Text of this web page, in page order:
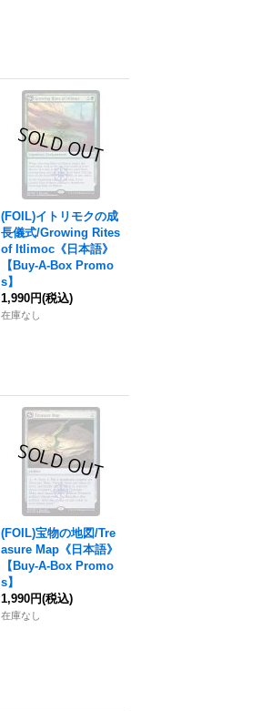
(FOIL)イトリモクの成
長儀式/Growing Rites
of Itlimoc《日本語》
【Buy-A-Box Promo
s】
1,990円(税込)
在庫なし
(FOIL)宝物の地図/Tre
asure Map《日本語》
【Buy-A-Box Promo
s】
1,990円(税込)
在庫なし